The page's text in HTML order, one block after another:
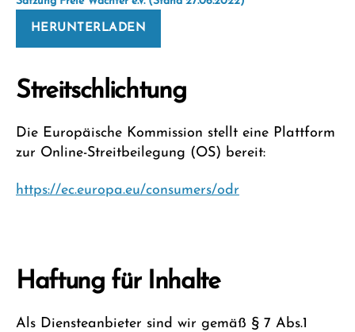
HERUNTERLADEN
Streitschlichtung
Die Europäische Kommission stellt eine Plattform
zur Online-Streitbeilegung (OS) bereit:
https://ec.europa.eu/consumers/odr
Haftung für Inhalte
Als Diensteanbieter sind wir gemäß § 7 Abs.1